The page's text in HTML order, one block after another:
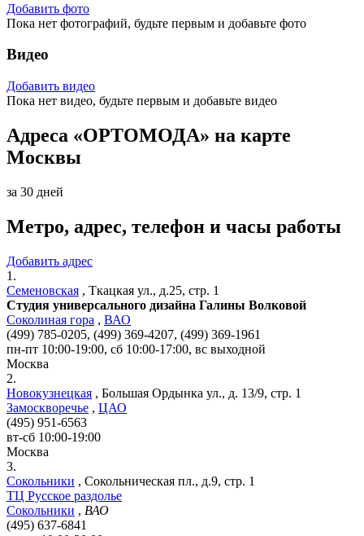
Добавить фото
Пока нет фотографий, будьте первым и добавьте фото
Видео
Добавить видео
Пока нет видео, будьте первым и добавьте видео
Адреса «ОРТОМОДА» на карте
Москвы
за 30 дней
Метро, адрес, телефон и часы работы
Добавить адрес
1.
Семеновская , Ткацкая ул., д.25, стр. 1
Студия универсального дизайна Галины Волковой
Соколиная гора , ВАО
(499) 785-0205, (499) 369-4207, (499) 369-1961
пн-пт 10:00-19:00, сб 10:00-17:00, вс выходной
Москва
2.
Новокузнецкая , Большая Ордынка ул., д. 13/9, стр. 1
Замоскворечье , ЦАО
(495) 951-6563
вт-сб 10:00-19:00
Москва
3.
Сокольники , Сокольническая пл., д.9, стр. 1
ТЦ Русское раздолье
Сокольники , ВАО
(495) 637-6841